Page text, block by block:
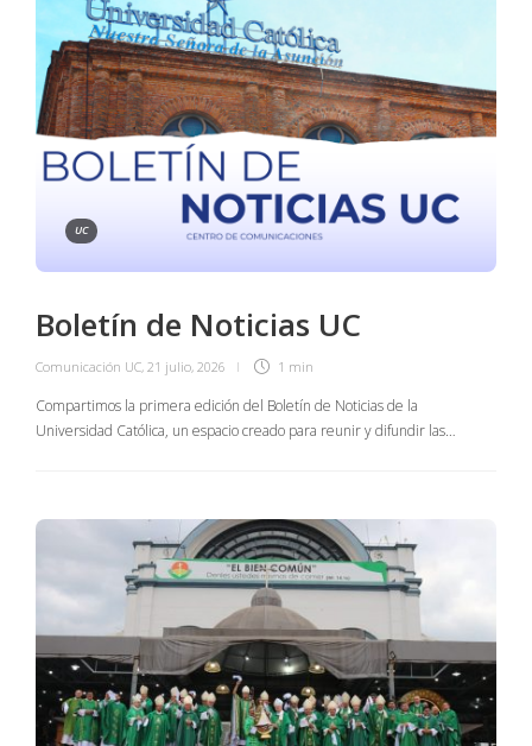
UC
Boletín de Noticias UC
Comunicación UC, 21 julio, 2026 1 min
Compartimos la primera edición del Boletín de Noticias de la
Universidad Católica, un espacio creado para reunir y difundir las…